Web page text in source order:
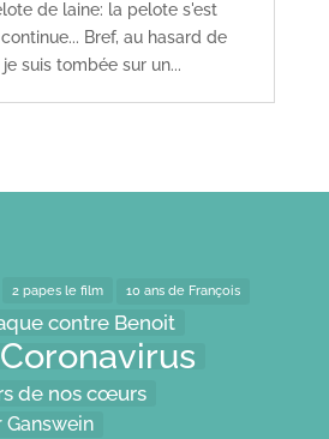
de laine: la pelote s'est
Bref, au hasard de
suis tombée sur un...
2 papes le film 10 ans de François
contre Benoit
Coronavirus
de nos cœurs
Ganswein